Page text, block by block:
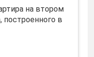
на втором
в